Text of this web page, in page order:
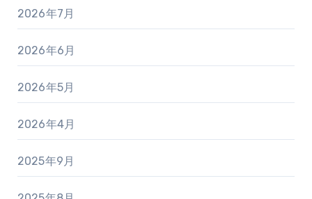
2026年7月
2026年6月
2026年5月
2026年4月
2025年9月